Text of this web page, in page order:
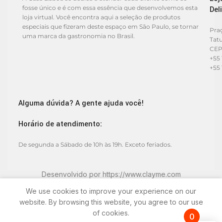
fosse único e é com essa essência que desenvolvemos esta
loja virtual. Você encontra aqui a seleção de produtos
especiais que fizeram deste espaço em São Paulo, se tornar
uma marca da gastronomia no Brasil.
+55
+55
Alguma dúvida? A gente ajuda você!
Horário de atendimento:
De segunda a Sábado de 10h às 19h. Exceto feriados.
Desenvolvido por https://www.clayme.com
We use cookies to improve your experience on our
website. By browsing this website, you agree to our use
of cookies.
0